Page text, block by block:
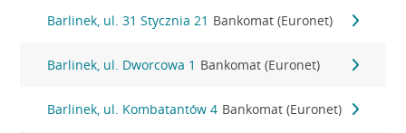
Barlinek, ul. 31 Stycznia 21 Bankomat (Euronet)
Barlinek, ul. Dworcowa 1 Bankomat (Euronet)
Barlinek, ul. Kombatantów 4 Bankomat (Euronet)